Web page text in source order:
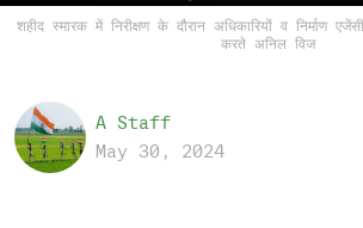
शहीद स्मारक में निरीक्षण के दौरान अधिकारियों व निर्माण
करते अनिल विज
A Staff
May 30, 2024